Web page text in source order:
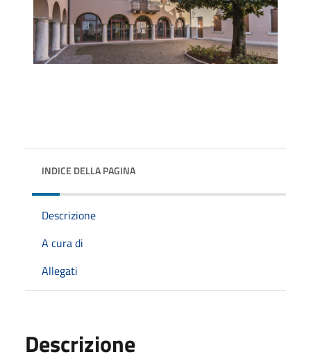
INDICE DELLA PAGINA
Descrizione
A cura di
Allegati
Descrizione